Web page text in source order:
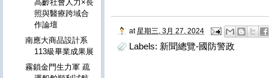
at 星期三, 3月 27, 2024
Labels: 新聞總覽-國防警政
高齡社會人力×長
照與醫療跨域合
作論壇
南應大商品設計系
113級畢業成果展
霧鎖金門生力軍 疏